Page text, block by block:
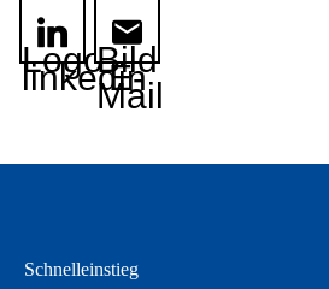
Logo
linkedin
Bild
E-
Mail
Schnelleinstieg